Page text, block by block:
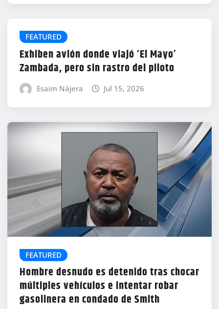
FEATURED
Exhiben avión donde viajó ‘El Mayo’
Zambada, pero sin rastro del piloto
Esaim Nájera Jul 15, 2026
FEATURED
Hombre desnudo es detenido tras chocar
múltiples vehículos e intentar robar
gasolinera en condado de Smith